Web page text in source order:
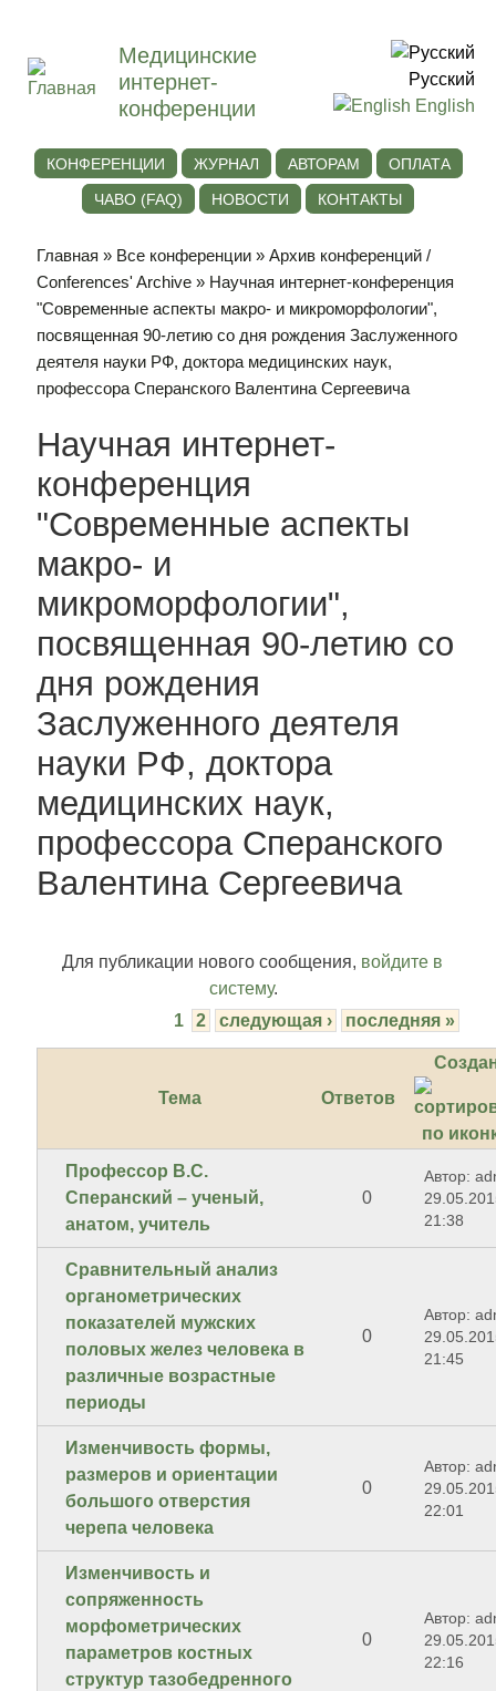
Медицинские
интернет-
конференции
Русский
English
КОНФЕРЕНЦИИ ЖУРНАЛ АВТОРАМ
ОПЛАТА
ЧАВО (FAQ)
НОВОСТИ КОНТАКТЫ
Главная » Все конференции »Архив конференций /
Conferences' Archive » Научная интернет-конференция
"Современные аспекты макро- и микроморфологии",
посвященная 90-летию со дня рождения Заслуженного
деятеля науки РФ, доктора медицинских наук,
профессора Сперанского Валентина Сергеевича
Научная интернет-
конференция
"Современные аспекты
макро- и
микроморфологии",
посвященная 90-летию со
дня рождения
Заслуженного деятеля
науки РФ, доктора
медицинских наук,
профессора Сперанского
Валентина Сергеевича
Для публикации нового сообщения, войдите в
систему.
1
2 следующая › последняя »
Тема Ответов
Профессор В.С.
Сперанский – ученый,
анатом, учитель
0
Автор:
21:38
Сравнительный анализ
органометрических
показателей мужских
половых желез человека в
различные возрастные
периоды
0
Автор:
21:45
Изменчивость формы,
размеров и ориентации
большого отверстия
черепа человека
0
Автор:
22:01
Изменчивость и
сопряженность
морфометрических
параметров костных
структур тазобедренного
0
Автор:
22:16